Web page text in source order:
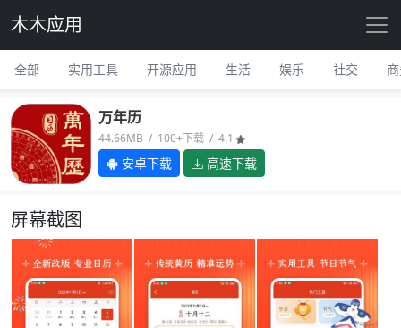
木木应用
全部 实用工具 开源应用 生活 娱乐 社交
万年历
44.66MB / 100+下载 / 4.1
安卓下载 高速下载
屏幕截图